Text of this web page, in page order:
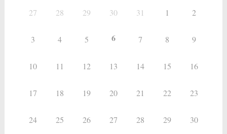
27 28 29 30 31 1 2
3 4 5 6 7 8 9
10 11 12 13 14 15 16
17 18 19 20 21 22 23
24 25 26 27 28 29 30